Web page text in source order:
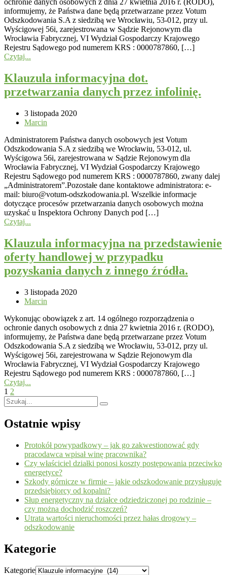
ochronie danych osobowych z dnia 27 kwietnia 2016 r. (RODO),
informujemy, że Państwa dane będą przetwarzane przez Votum
Odszkodowania S.A z siedzibą we Wrocławiu, 53-012, przy ul.
Wyścigowej 56i, zarejestrowana w Sądzie Rejonowym dla
Wrocławia Fabrycznej, VI Wydział Gospodarczy Krajowego
Rejestru Sądowego pod numerem KRS : 0000787860, […]
Czytaj...
Klauzula informacyjna dot.
przetwarzania danych przez infolinię.
3 listopada 2020
Marcin
Administratorem Państwa danych osobowych jest Votum
Odszkodowania S.A z siedzibą we Wrocławiu, 53-012, ul.
Wyścigowa 56i, zarejestrowana w Sądzie Rejonowym dla
Wrocławia Fabrycznej, VI Wydział Gospodarczy Krajowego
Rejestru Sądowego pod numerem KRS : 0000787860, zwany dalej
„Administratorem”.Pozostałe dane kontaktowe administratora: e-
mail: biuro@votum-odszkodowania.pl. Wszelkie informacje
dotyczące procesów przetwarzania danych osobowych można
uzyskać u Inspektora Ochrony Danych pod […]
Czytaj...
Klauzula informacyjna na przedstawienie
oferty handlowej w przypadku
pozyskania danych z innego źródła.
3 listopada 2020
Marcin
Wykonując obowiązek z art. 14 ogólnego rozporządzenia o
ochronie danych osobowych z dnia 27 kwietnia 2016 r. (RODO),
informujemy, że Państwa dane będą przetwarzane przez Votum
Odszkodowania S.A z siedzibą we Wrocławiu, 53-012, przy ul.
Wyścigowej 56i, zarejestrowana w Sądzie Rejonowym dla
Wrocławia Fabrycznej, VI Wydział Gospodarczy Krajowego
Rejestru Sądowego pod numerem KRS : 0000787860, […]
Czytaj...
1 2
Ostatnie wpisy
Protokół powypadkowy – jak go zakwestionować gdy
pracodawca wpisał winę pracownika?
Czy właściciel działki ponosi koszty postępowania przeciwko
energetyce?
Szkody górnicze w firmie – jakie odszkodowanie przysługuje
przedsiębiorcy od kopalni?
Słup energetyczny na działce odziedziczonej po rodzinie –
czy można dochodzić roszczeń?
Utrata wartości nieruchomości przez hałas drogowy –
odszkodowanie
Kategorie
Kategorie